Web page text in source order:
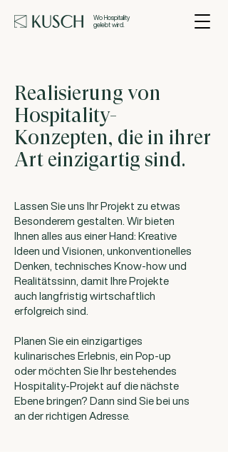
Wo Hospitality
gelebt wird.
Realisierung von
Hospitality-
Konzepten, die in ihrer
Art einzigartig sind.
Lassen Sie uns Ihr Projekt zu etwas
Besonderem gestalten. Wir bieten
Ihnen alles aus einer Hand: Kreative
Ideen und Visionen, unkonventionelles
Denken, technisches Know-how und
Realitätssinn, damit Ihre Projekte
auch langfristig wirtschaftlich
erfolgreich sind.
Planen Sie ein einzigartiges
kulinarisches Erlebnis, ein Pop-up
oder möchten Sie Ihr bestehendes
Hospitality-Projekt auf die nächste
Ebene bringen? Dann sind Sie bei uns
an der richtigen Adresse.